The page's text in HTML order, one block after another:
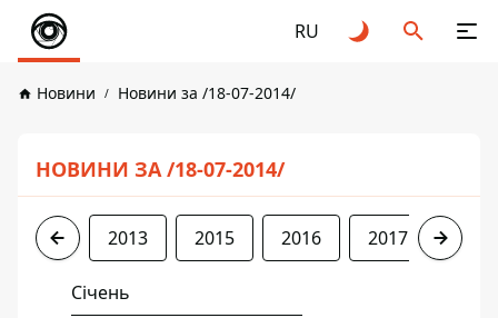
RU
Новини Новини за /18-07-2014/
НОВИНИ ЗА /18-07-2014/
2013 2015 2016 2017 2018
Січень